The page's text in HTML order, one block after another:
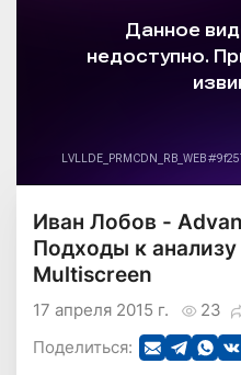
Иван Лобов -
Подходы к
Multiscreen
23
17 апреля 2015 г.
Поделиться: